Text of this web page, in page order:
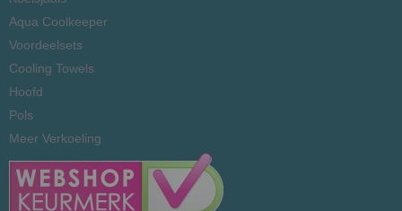
Aqua Coolkeeper
Voordeelsets
Cooling Towels
Hoofd
Pols
Meer Verkoeling